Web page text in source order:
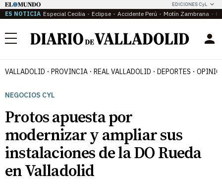
EDICIONES CyL
ES NOTICIA Especial Cecilia Eclipse Accidente Perú Motín Zambrana
Menú
VALLADOLID PROVINCIA REAL VALLADOLID DEPORTES
NEGOCIOS CYL
Protos apuesta por
modernizar y ampliar sus
instalaciones de la DO Rueda
en Valladolid